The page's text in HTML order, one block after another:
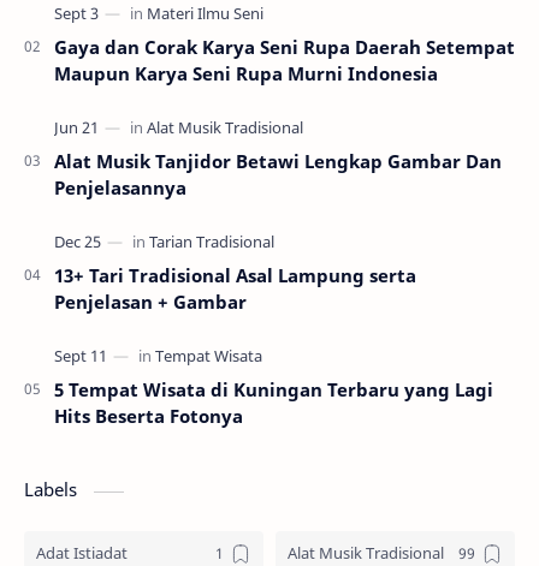
Gaya dan Corak Karya Seni Rupa Daerah Setempat
Maupun Karya Seni Rupa Murni Indonesia
Alat Musik Tanjidor Betawi Lengkap Gambar Dan
Penjelasannya
13+ Tari Tradisional Asal Lampung serta
Penjelasan + Gambar
5 Tempat Wisata di Kuningan Terbaru yang Lagi
Hits Beserta Fotonya
Labels
Adat Istiadat Alat Musik Tradisional